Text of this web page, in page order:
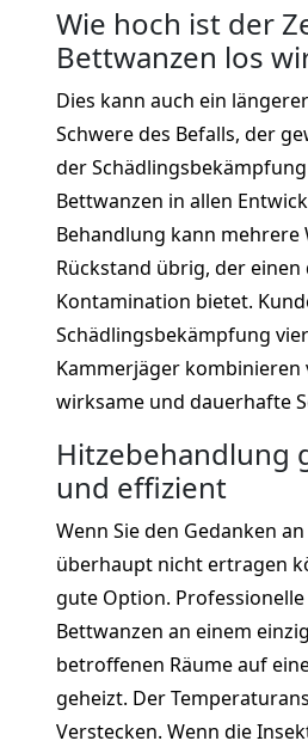
Wie hoch ist der
Bettwanzen los
Dies kann auch ein
Schwere des Befalls, der
der
Bettwanzen in allen
Behandlung kann mehrere
Rückstand übrig, der
Kontamination bietet.
Schädlingsbekämpfung
Kammerjäger
wirksame und dauerhafte
Hitzebehandlung
und effizient
Wenn Sie den Gedanken
überhaupt nicht ertragen
gute Option.
Bettwanzen an einem
betroffenen Räume auf
geheizt. Der
Verstecken. Wenn die